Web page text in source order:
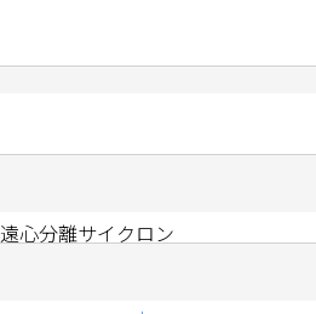
遠心分離サイクロン